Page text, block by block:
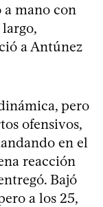
mano con
a Antúnez
pero
ofensivos,
en el
reacción
Bajó
a los 25,